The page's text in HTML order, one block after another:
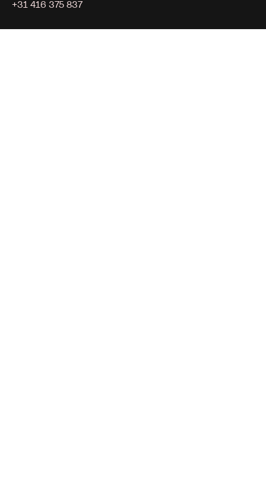
+31 416 375 837